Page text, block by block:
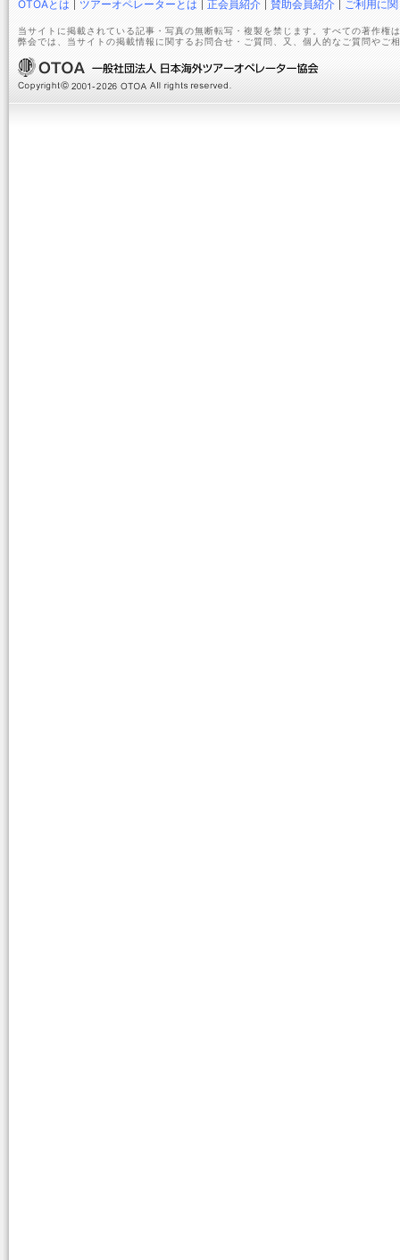
OTOAとは ツアーオペレーターとは 正会員紹介 賛助会員紹介 ご利用に
当サイトに掲載されている記事・写真の無断転写・複製を禁じます。すべての著作権
弊会では、当サイトの掲載情報に関するお問合せ・ご質問、又、個人的なご質問やご